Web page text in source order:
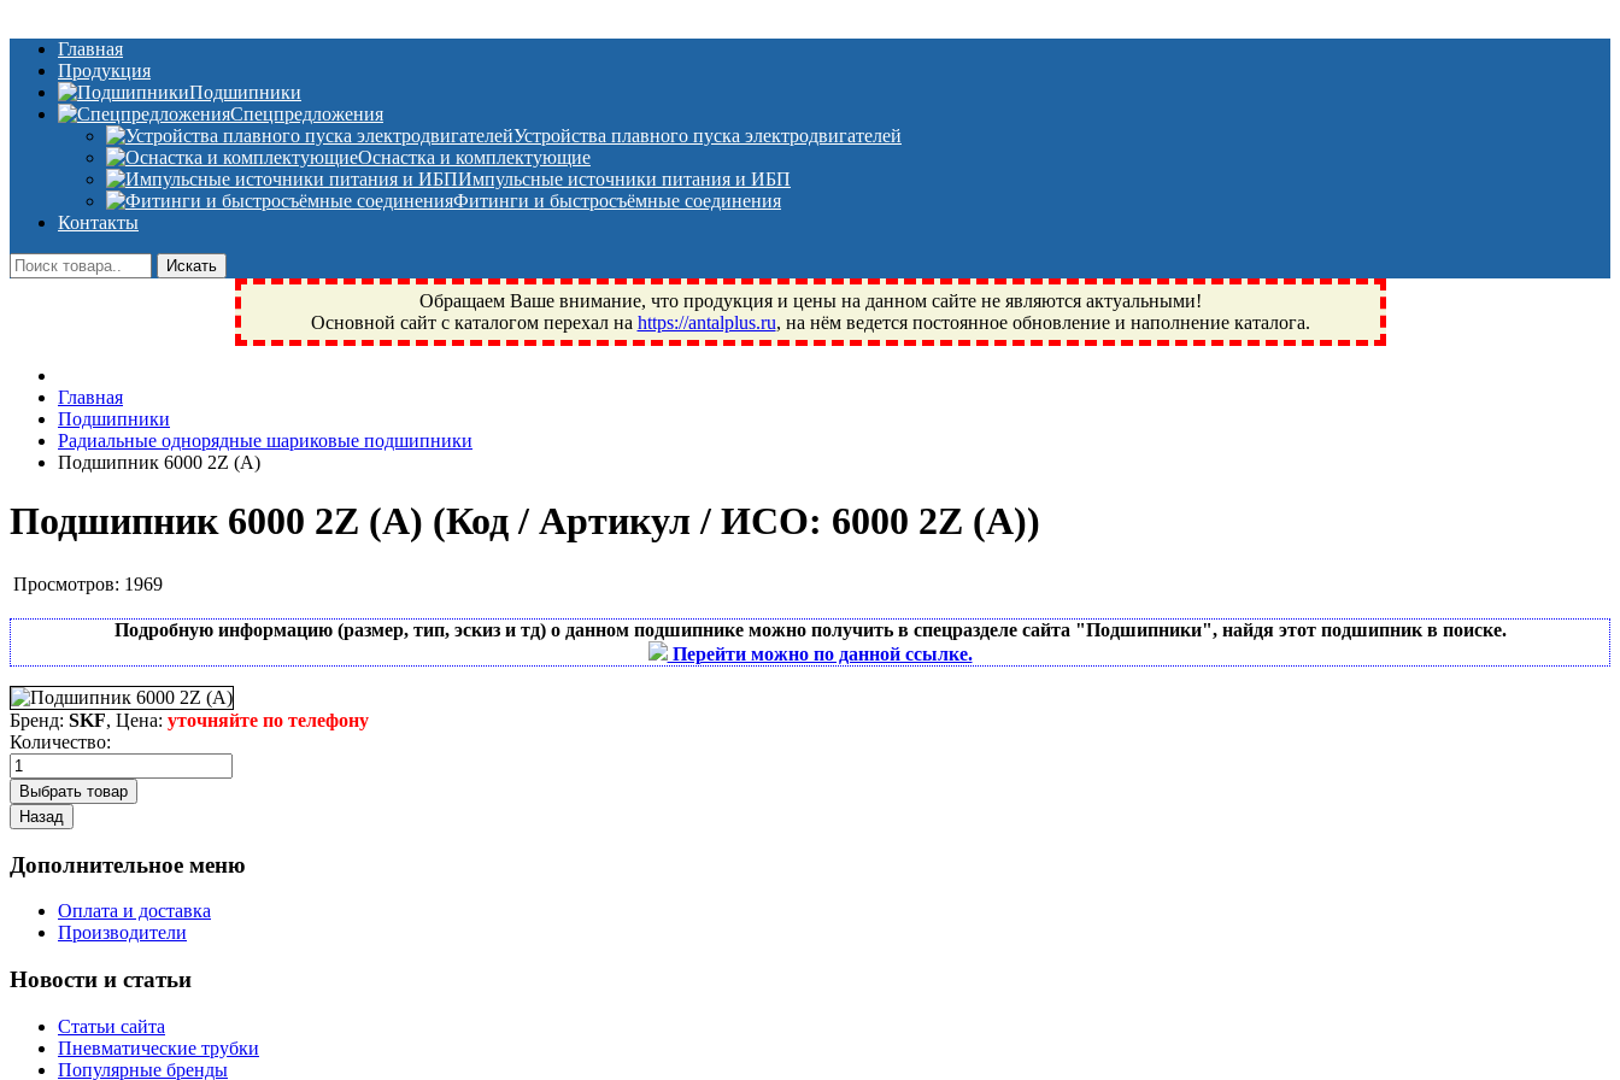
Главная
Продукция
Подшипники
Спецпредложения
Устройства плавного пуска электродвигателей
Оснастка и комплектующие
Импульсные источники питания и ИБП
Фитинги и быстросъёмные соединения
Контакты
Обращаем Ваше внимание, что продукция и цены на данном сайте не являются актуальными!
Основной сайт с каталогом перехал на https://antalplus.ru, на нём ведется постоянное обновление и наполнение каталога.
Фрязино, Антал+, плюс, Свердловский, Загорянский, Юбилейный, Щелково, Москва, Пушкино, Королёв, Балашиха, Фряново, Монино, Ивантеевка, подшипники, пневматика, метизы,
техника, сварочные аппараты, NIS, NSK, JED, KPT, NXZ, ГПЗ, Neutral, WHX, ZWZ, CRAFT, СПЗ-4, NECTECH, KG, LQY, DPI, BSN, SPZ, РФ, BMZ, ХАРП, CX, РОЛТОМ, APZ, FBJ, KYK,
NTN, SKF, купить, заказать
Главная
Подшипники
Радиальные однорядные шариковые подшипники
Подшипник 6000 2Z (А)
Подшипник 6000 2Z (А) (Код / Артикул / ИСО: 6000 2Z (А))
Просмотров: 1969
Подробную информацию (размер, тип, эскиз и тд) о данном подшипнике можно получить в спецразделе сайта "Подшипники", найдя этот подшипник в поиске.
Перейти можно по данной ссылке.
Бренд: SKF, Цена: уточняйте по телефону
Количество:
Дополнительное меню
Оплата и доставка
Производители
Новости и статьи
Статьи сайта
Пневматические трубки
Популярные бренды